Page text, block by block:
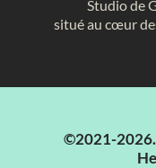
Studio de
situé au cœur
©2021-2026.